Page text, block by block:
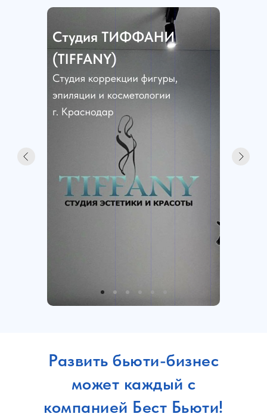
Развить бьюти-бизнес
может каждый с
компанией Бест Бьюти!